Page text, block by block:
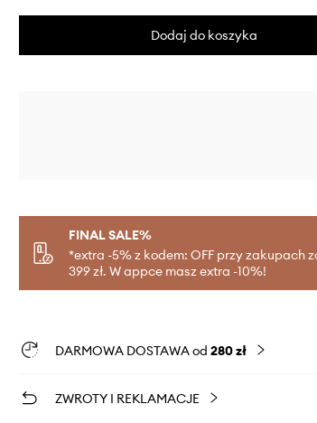
Dodaj do koszyka
FINAL SALE%
*extra -5% z kodem: OFF przy zakupach
399 zł. W appce masz extra -10%!
DARMOWA DOSTAWA od 280 zł
ZWROTY I REKLAMACJE